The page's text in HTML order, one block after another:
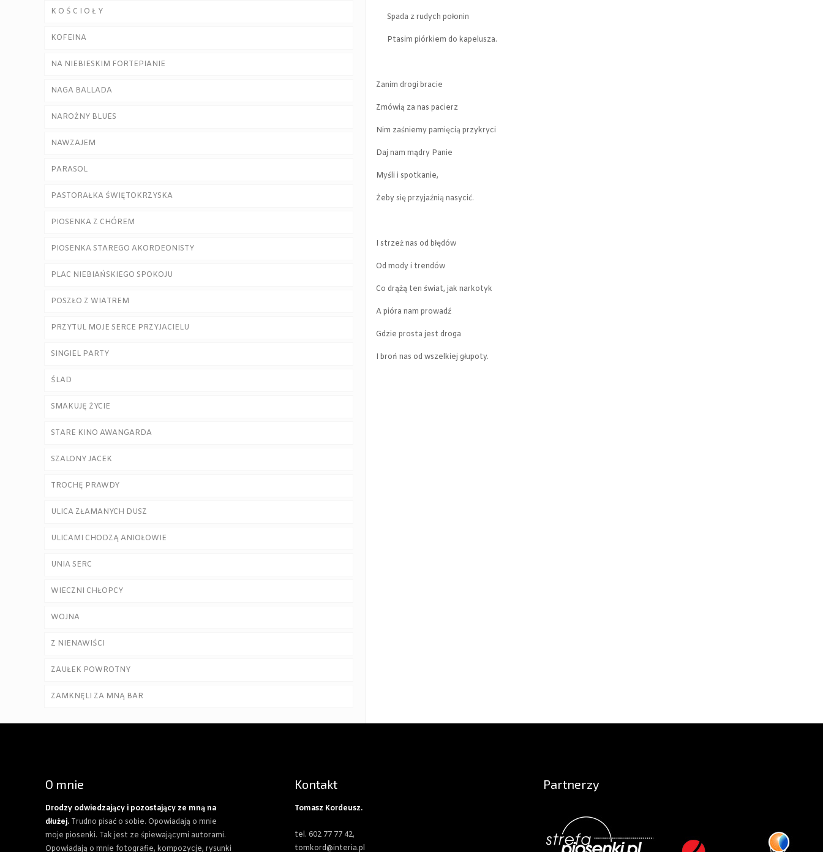
Spada z rudych połonin
Ptasim piórkiem do kapelusza.
Zanim drogi bracie
Zmówią za nas pacierz
Nim zaśniemy pamięcią przykryci
Daj nam mądry Panie
Myśli i spotkanie,
Żeby się przyjaźnią nasycić.
I strzeż nas od błędów
Od mody i trendów
Co drążą ten świat, jak narkotyk
A pióra nam prowadź
Gdzie prosta jest droga
I broń nas od wszelkiej głupoty.
K O Ś C I O Ł Y
KOFEINA
NA NIEBIESKIM FORTEPIANIE
NAGA BALLADA
NAROŻNY BLUES
NAWZAJEM
PARASOL
PASTORAŁKA ŚWIĘTOKRZYSKA
PIOSENKA Z CHÓREM
PIOSENKA STAREGO AKORDEONISTY
PLAC NIEBIAŃSKIEGO SPOKOJU
POSZŁO Z WIATREM
PRZYTUL MOJE SERCE PRZYJACIELU
SINGIEL PARTY
ŚLAD
SMAKUJĘ ŻYCIE
STARE KINO AWANGARDA
SZALONY JACEK
TROCHĘ PRAWDY
ULICA ZŁAMANYCH DUSZ
ULICAMI CHODZĄ ANIOŁOWIE
UNIA SERC
WIECZNI CHŁOPCY
WOJNA
Z NIENAWIŚCI
ZAUŁEK POWROTNY
ZAMKNĘLI ZA MNĄ BAR
O mnie
Drodzy odwiedzający i pozostający ze mną na
dłużej. Trudno pisać o sobie. Opowiadają o mnie
moje piosenki. Tak jest ze śpiewającymi autorami.
Opowiadają o mnie fotografie, kompozycje, rysunki
Kontakt
Tomasz Kordeusz.
tel. 602 77 77 42,
tomkord@interia.pl
Partnerzy